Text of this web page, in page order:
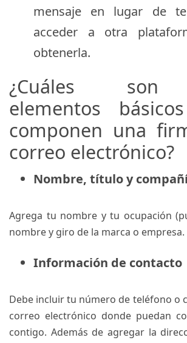
mensaje en lugar de
acceder a otra
obtenerla.
¿Cuáles
elementos
componen una
correo electrónico?
Nombre, título y
Agrega tu nombre y tu ocupación
nombre y giro de la marca o empresa.
Información de contacto
Debe incluir tu número de teléfono o
correo electrónico donde puedan
contigo. Además de agregar la